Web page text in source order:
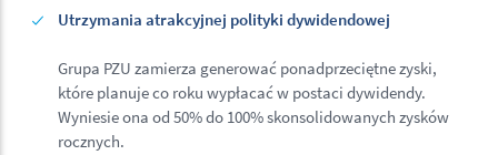
Utrzymania atrakcyjnej polityki dywidendowej
Grupa PZU zamierza generować ponadprzeciętne zyski,
które planuje co roku wypłacać w postaci dywidendy.
Wyniesie ona od 50% do 100% skonsolidowanych zysków
rocznych.